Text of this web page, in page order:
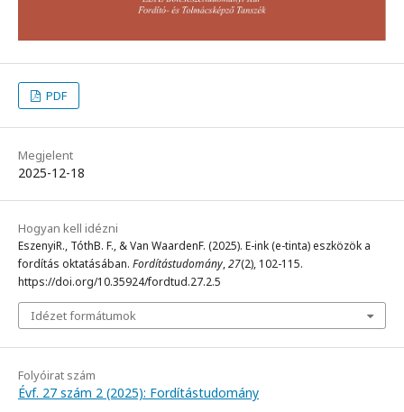
PDF
Megjelent
2025-12-18
Hogyan kell idézni
EszenyiR., TóthB. F., & Van WaardenF. (2025). E-ink (e-tinta) eszközök a
fordítás oktatásában. Fordítástudomány,27(2), 102-115.
https://doi.org/10.35924/fordtud.27.2.5
Idézet formátumok
Folyóirat szám
Évf. 27 szám 2 (2025): Fordítástudomány